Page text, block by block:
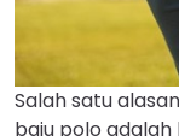
Salah satu
baju polo